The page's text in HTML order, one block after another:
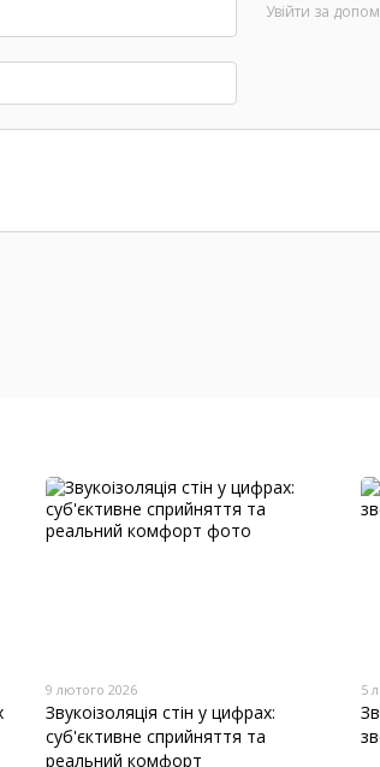
Увійти за
9 лютого 2026
Звукоізоляція стін у цифрах:
суб'єктивне сприйняття та
реальний комфорт
5